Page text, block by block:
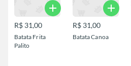
Batata Frita
Palito
R$ 31,00
add
Batata Canoa
R$ 31,00
add